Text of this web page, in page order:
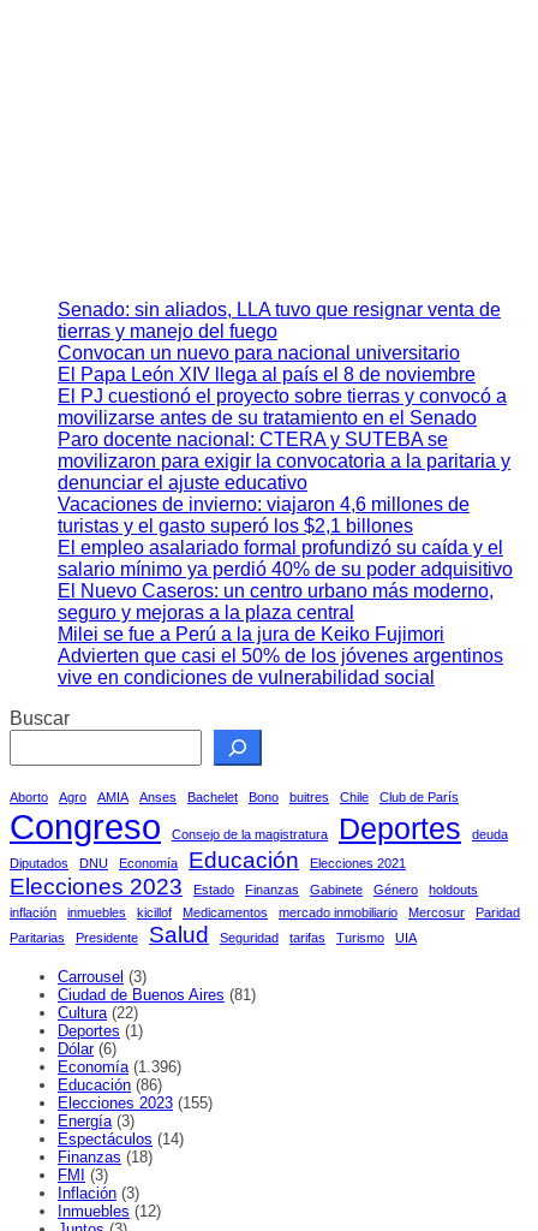
Senado: sin aliados, LLA tuvo que resignar venta de
tierras y manejo del fuego
Convocan un nuevo para nacional universitario
El Papa León XIV llega al país el 8 de noviembre
El PJ cuestionó el proyecto sobre tierras y convocó a
movilizarse antes de su tratamiento en el Senado
Paro docente nacional: CTERA y SUTEBA se
movilizaron para exigir la convocatoria a la paritaria y
denunciar el ajuste educativo
Vacaciones de invierno: viajaron 4,6 millones de
turistas y el gasto superó los $2,1 billones
El empleo asalariado formal profundizó su caída y el
salario mínimo ya perdió 40% de su poder adquisitivo
El Nuevo Caseros: un centro urbano más moderno,
seguro y mejoras a la plaza central
Milei se fue a Perú a la jura de Keiko Fujimori
Advierten que casi el 50% de los jóvenes argentinos
vive en condiciones de vulnerabilidad social
Buscar
Aborto Agro AMIA Anses Bachelet Bono buitres Chile Club de París
Congreso Consejo de la magistratura Deportes
deuda
Diputados
DNU Economía Educación Elecciones 2021
Elecciones 2023 Estado Finanzas Gabinete Género
holdouts
inflación
inmuebles kicillof Medicamentos mercado inmobiliario Mercosur
Paridad
Paritarias
Presidente Salud Seguridad tarifas Turismo UIA
Carrousel (3)
Ciudad de Buenos Aires (81)
Cultura (22)
Deportes (1)
Dólar(6)
Economía (1.396)
Educación (86)
Elecciones 2023 (155)
Energía (3)
Espectáculos (14)
Finanzas (18)
FMI
(3)
Inflación (3)
Inmuebles (12)